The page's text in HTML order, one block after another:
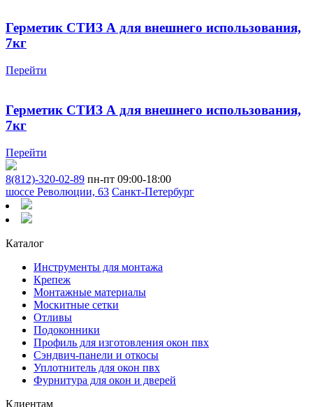
Герметик СТИЗ А для внешнего использования,
7кг
Перейти
Герметик СТИЗ А для внешнего использования,
7кг
Перейти
8(812)-320-02-89 пн-пт 09:00-18:00
шоссе Революции, 63 Санкт-Петербург
Каталог
Инструменты для монтажа
Крепеж
Монтажные материалы
Москитные сетки
Отливы
Подоконники
Профиль для изготовления окон пвх
Сэндвич-панели и откосы
Уплотнитель для окон пвх
Фурнитура для окон и дверей
Клиентам